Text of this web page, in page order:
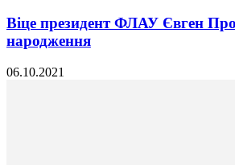
Віце президент ФЛАУ Євген
народження
06.10.2021